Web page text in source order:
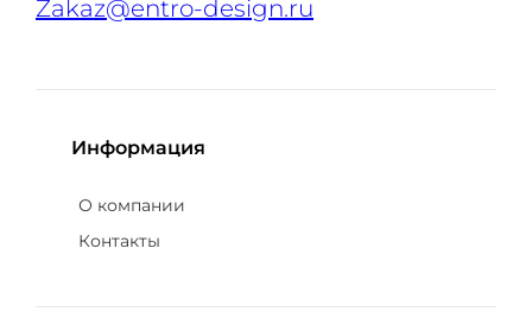
Zakaz@entro-design.ru
Информация
О компании
Контакты